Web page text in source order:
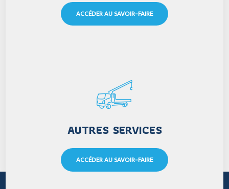
ACCÉDER AU SAVOIR-FAIRE
AUTRES SERVICES
ACCÉDER AU SAVOIR-FAIRE